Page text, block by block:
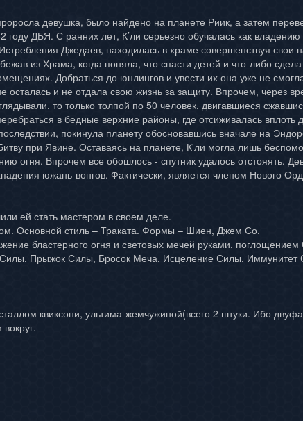
девушка, было найдено на планете Риик, а затем
году ДБЯ. С ранних лет, К’ли серьезно обучалась как
Джедаев, находилась в храме совершенствуя свои
из Храма, когда поняла, что спасти детей и что-либо
Добраться до юнлингов и увести их она уже не
осталась и не отдала свою жизнь за защиту. Впрочем, через
то только толпой по 50 человек, двигавшиеся
в бедные верхние районы, где отсиживалась вплоть
покинула планету обосновавшись вначале на
при Явине. Оставаясь на планете, К'ли могла лишь
огня. Впрочем все обошлось - спутник удалось отстояять.
южань-вонгов. Фактически, является членом Нового
ей стать мастером в своем деле.
Основной стиль – Траката. Формы – Шиен, Джем Со.
бластерного огня и световых мечей руками,
Прыжок Силы, Бросок Меча, Исцеление Силы, Иммунитет
квиксони, ультима-жемчужиной(всего 2 штуки. Ибо